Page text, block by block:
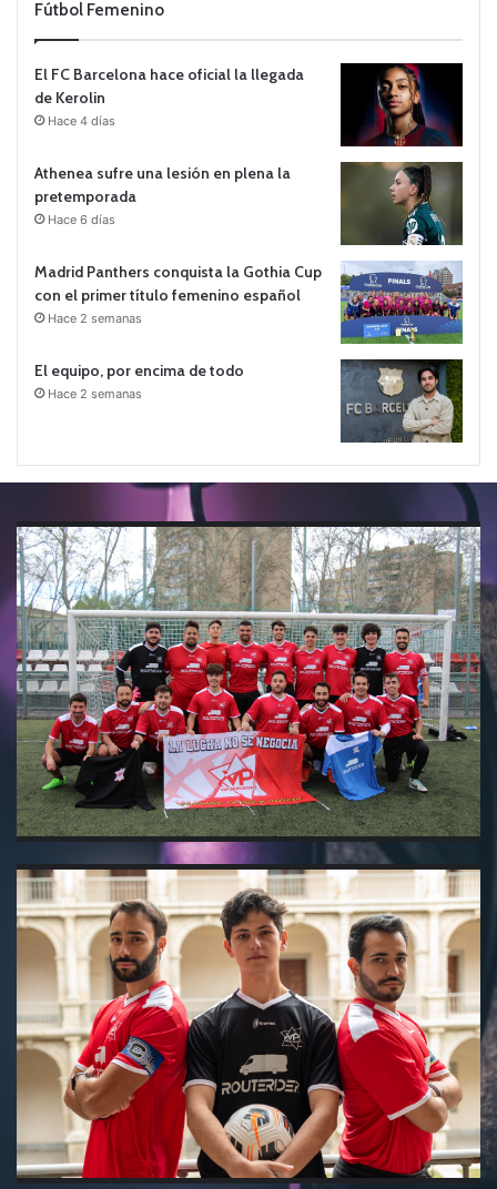
Fútbol Femenino
El FC Barcelona hace oficial la llegada
de Kerolin
Hace 4 días
Athenea sufre una lesión en plena la
pretemporada
Hace 6 días
Madrid Panthers conquista la Gothia Cup
con el primer título femenino español
Hace 2 semanas
El equipo, por encima de todo
Hace 2 semanas